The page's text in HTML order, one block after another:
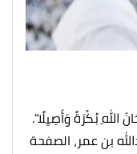
اللهِ بُكْرَةً وَأَصِيلًا".
بن عمر، الصفحة